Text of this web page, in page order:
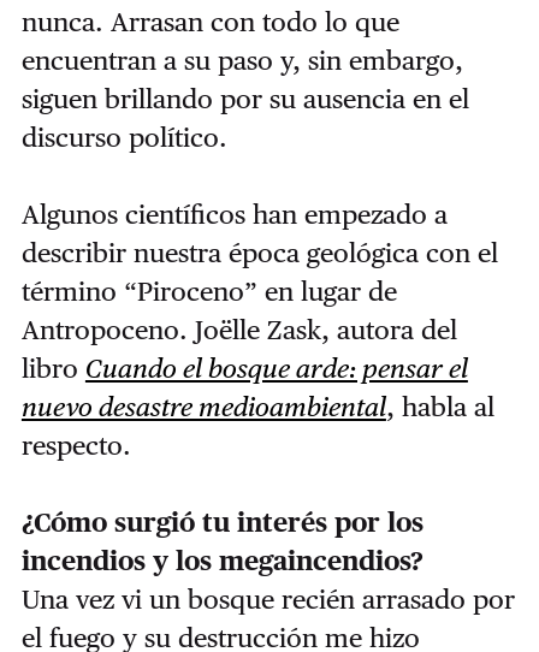
nunca. Arrasan con todo lo que
encuentran a su paso y, sin embargo,
siguen brillando por su ausencia en el
discurso político.
Algunos científicos han empezado a
describir nuestra época geológica con el
término “Piroceno” en lugar de
Antropoceno. Joëlle Zask, autora del
libro Cuando el bosque arde: pensar el
nuevo desastre medioambiental, habla al
respecto.
¿Cómo surgió tu interés por los
incendios y los megaincendios?
Una vez vi un bosque recién arrasado por
el fuego y su destrucción me hizo